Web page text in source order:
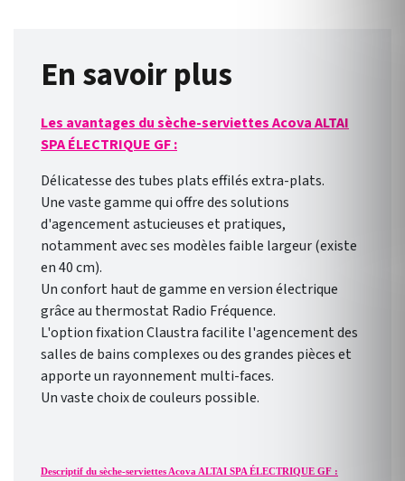
En savoir plus
Les avantages du sèche-serviettes Acova ALTAI
SPA ÉLECTRIQUE GF :
Délicatesse des tubes plats effilés extra-plats.
Une vaste gamme qui offre des solutions
d'agencement astucieuses et pratiques,
notamment avec ses modèles faible largeur (existe
en 40 cm).
Un confort haut de gamme en version électrique
grâce au thermostat Radio Fréquence.
L'option fixation Claustra facilite l'agencement des
salles de bains complexes ou des grandes pièces et
apporte un rayonnement multi-faces.
Un vaste choix de couleurs possible.
Descriptif du sèche-serviettes Acova ALTAI SPA ÉLECTRIQUE GF :